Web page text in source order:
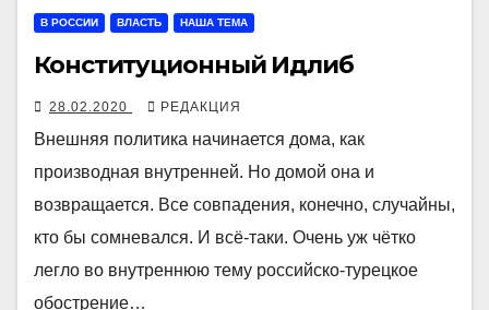
В РОССИИ ВЛАСТЬ НАША ТЕМА
Конституционный Идлиб
28.02.2020 РЕДАКЦИЯ
Внешняя политика начинается дома, как
производная внутренней. Но домой она и
возвращается. Все совпадения, конечно, случайны,
кто бы сомневался. И всё-таки. Очень уж чётко
легло во внутреннюю тему российско-турецкое
обострение…